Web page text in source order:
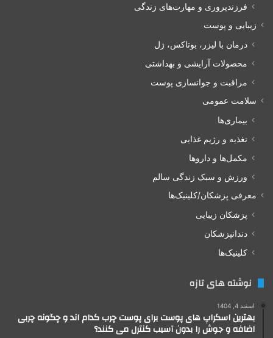
فرزندپروری و مهارت‌های زندگی
زیبایی و پوست
درمان با لیزر، بوتاکس، ژل
محصولات آرایشی و بهداشتی
مراقبت و جوانسازی پوست
سلامت عمومی
بیماری‌ها
تغذیه و رژیم غذایی
مکمل‌ها و داروها
ورزش و سبک زندگی سالم
معرفی پزشکان/کلینیک‌ها
پزشکان زیبایی
دندانپزشکان
کلینیک‌ها
نوشته های تازه
اسفند 4, 1404
بهترین اسکراپ های پوست برای پوست چرب کدام اند و چگونه چربی
اضافه و جوش را بدون آسیب کنترل می کنند؟